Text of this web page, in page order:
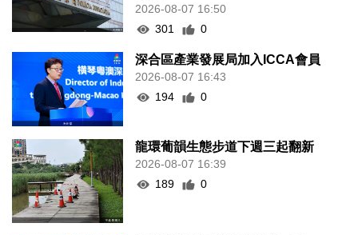
2026-08-07 16:50
301
0
深合區產業發展局加入ICCA會員
2026-08-07 16:43
194
0
龍環葡韻生態步道下週三起翻新
2026-08-07 16:39
189
0